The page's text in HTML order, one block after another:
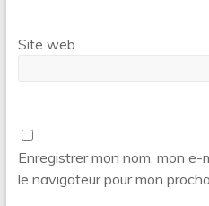
Site web
Enregistrer mon nom, mon
le navigateur pour mon